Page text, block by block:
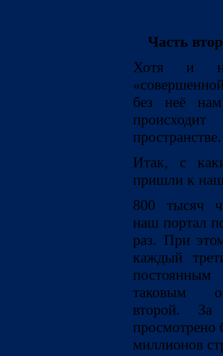
Часть
Хотя и
без неё
пространстве.
Итак, с
пришли к
800 тысяч
наш портал
раз. При
каждый
таковым
второй.
просмотрено
миллионов